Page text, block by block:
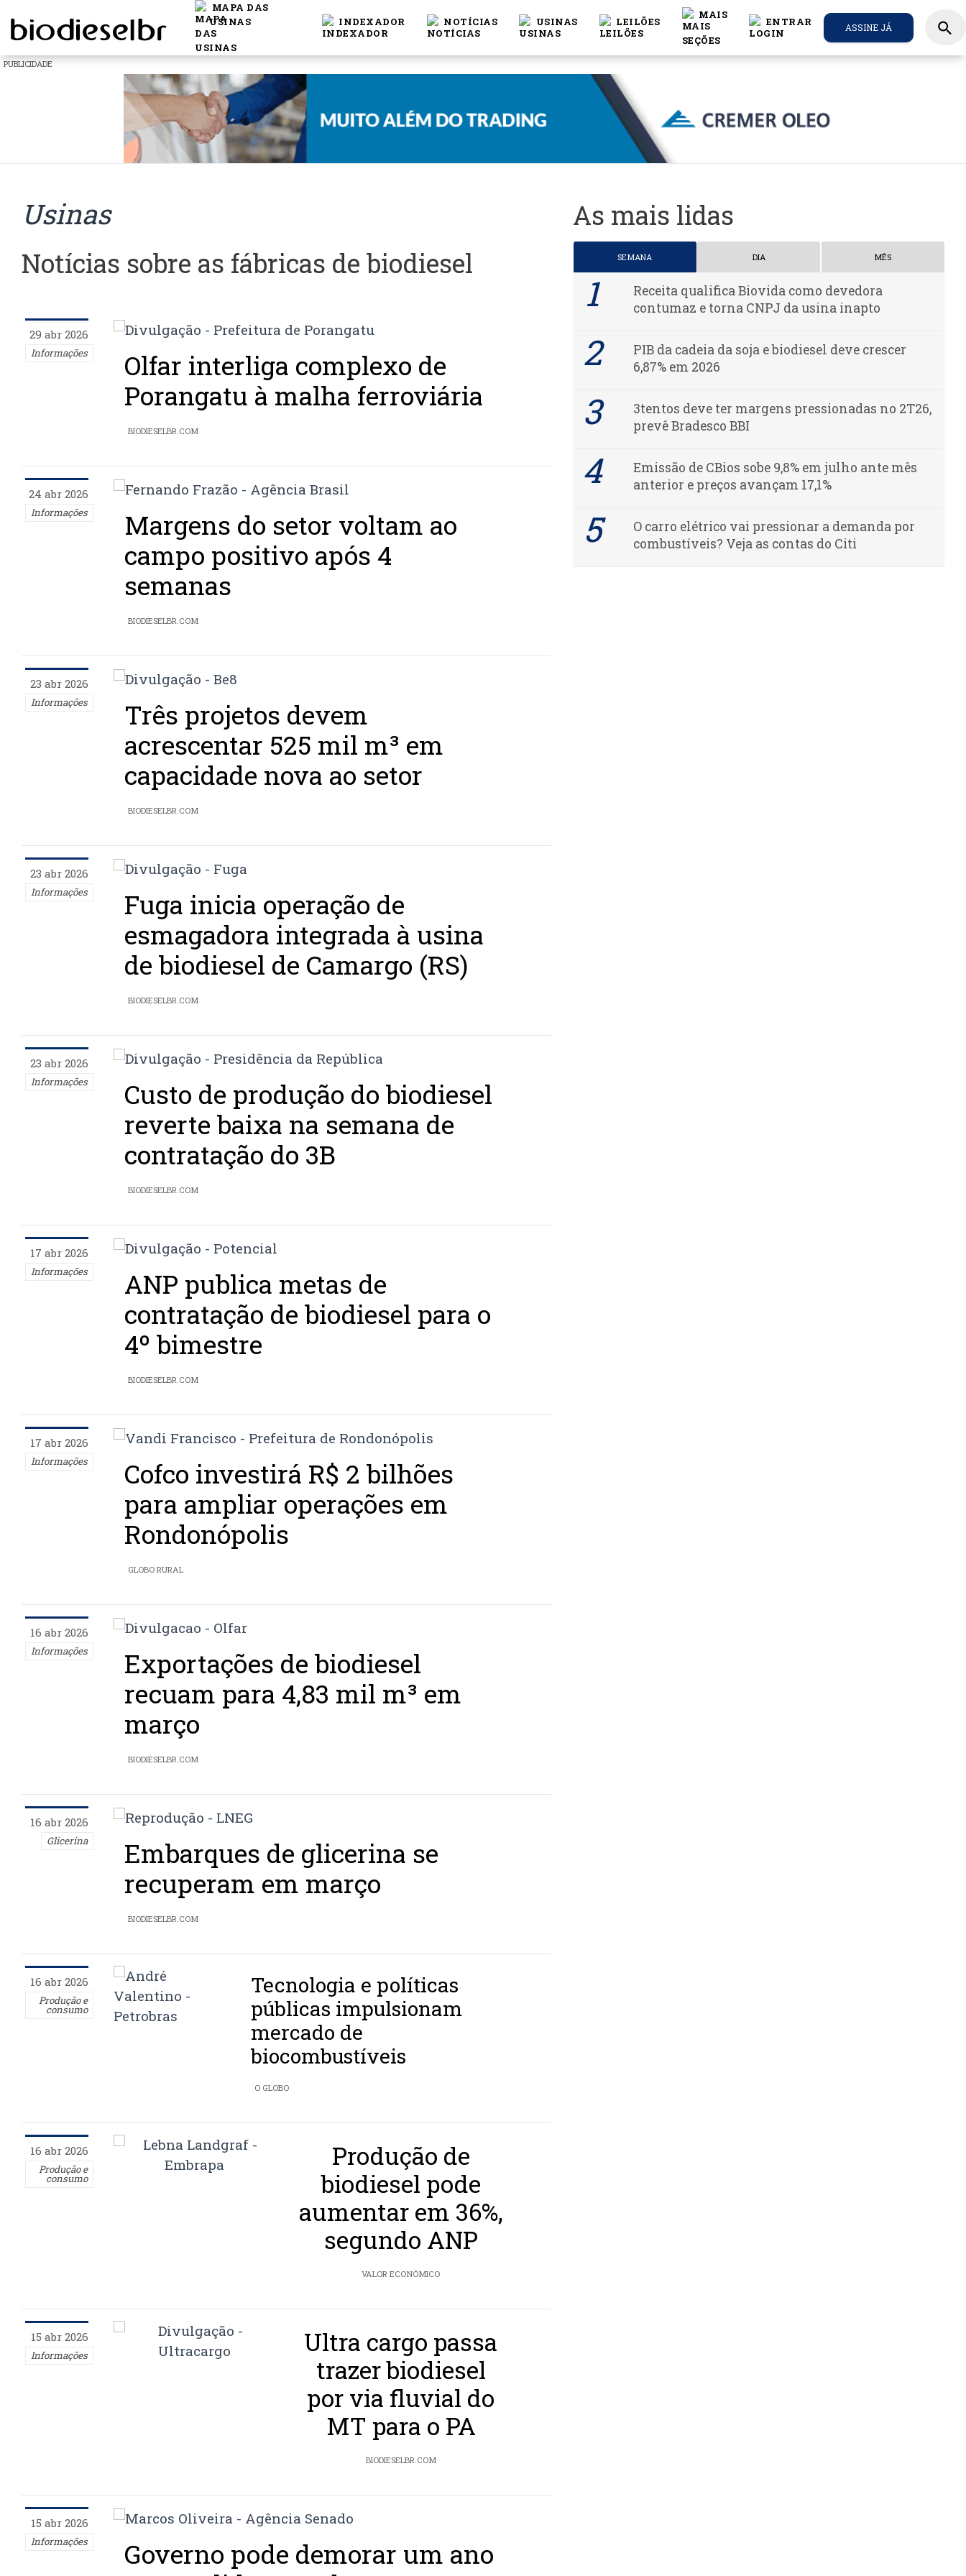
MAPA DAS
USINAS
INDEXADOR NOTÍCIAS USINAS LEILÕES
MAIS
ENTRAR ASSINE JÁ search
PUBLICIDADE
Usinas
Notícias sobre as fábricas de biodiesel
29 abr 2026
Informações
Olfar interliga complexo de
Porangatu à malha ferroviária
BIODIESELBR.COM
24 abr 2026
Informações
Margens do setor voltam ao
campo positivo após 4
semanas
BIODIESELBR.COM
23 abr 2026
Informações
Três projetos devem
acrescentar 525 mil m³ em
capacidade nova ao setor
BIODIESELBR.COM
23 abr 2026
Informações
Fuga inicia operação de
esmagadora integrada à usina
de biodiesel de Camargo (RS)
BIODIESELBR.COM
23 abr 2026
Informações
Custo de produção do biodiesel
reverte baixa na semana de
contratação do 3B
BIODIESELBR.COM
17 abr 2026
Informações
ANP publica metas de
contratação de biodiesel para o
4º bimestre
BIODIESELBR.COM
17 abr 2026
Informações
Cofco investirá R$ 2 bilhões
para ampliar operações em
Rondonópolis
GLOBO RURAL
16 abr 2026
Informações
Exportações de biodiesel
recuam para 4,83 mil m³ em
março
BIODIESELBR.COM
16 abr 2026
Glicerina
Embarques de glicerina se
recuperam em março
BIODIESELBR.COM
16 abr 2026
Produção e
consumo
Tecnologia e políticas
públicas impulsionam
mercado de
biocombustíveis
O GLOBO
16 abr 2026
Produção e
consumo
Produção de
biodiesel pode
aumentar em 36%,
segundo ANP
VALOR ECONÔMICO
15 abr 2026
Informações
Ultra cargo passa
trazer biodiesel
por via fluvial do
MT para o PA
BIODIESELBR.COM
15 abr 2026
Informações
Governo pode demorar um ano
As mais lidas
SEMANA DIA MÊS
Receita qualifica Biovida como devedora
contumaz e torna CNPJ da usina inapto
PIB da cadeia da soja e biodiesel deve crescer
6,87% em 2026
3tentos deve ter margens pressionadas no 2T26,
prevê Bradesco BBI
Emissão de CBios sobe 9,8% em julho ante mês
anterior e preços avançam 17,1%
O carro elétrico vai pressionar a demanda por
combustíveis? Veja as contas do Citi